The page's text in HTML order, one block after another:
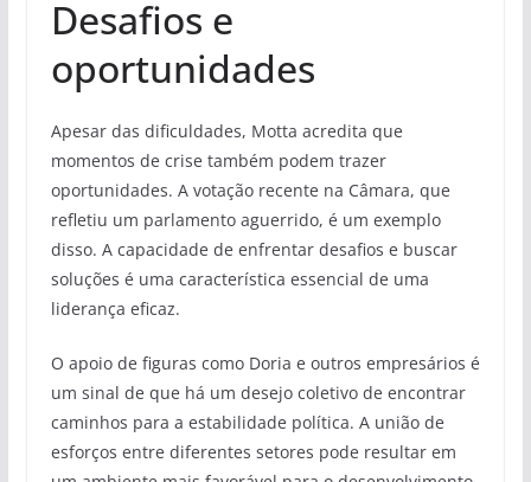
Desafios e
oportunidades
Apesar das dificuldades, Motta acredita que
momentos de crise também podem trazer
oportunidades. A votação recente na Câmara, que
refletiu um parlamento aguerrido, é um exemplo
disso. A capacidade de enfrentar desafios e buscar
soluções é uma característica essencial de uma
liderança eficaz.
O apoio de figuras como Doria e outros empresários é
um sinal de que há um desejo coletivo de encontrar
caminhos para a estabilidade política. A união de
esforços entre diferentes setores pode resultar em